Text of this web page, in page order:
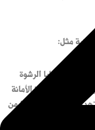
مثل:
وقضايا الرشوة
وإساءة الأمانة
والابتزاز وغيرها من